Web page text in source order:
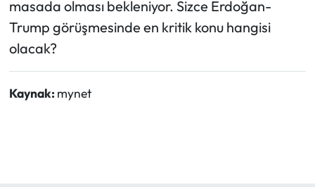
masada olması bekleniyor. Sizce Erdoğan-
Trump görüşmesinde en kritik konu hangisi
olacak?
Kaynak: mynet